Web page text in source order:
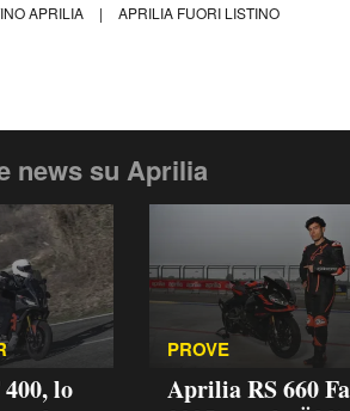
APRILIA | APRILIA FUORI LISTINO
news su Aprilia
lo
PROVE
Aprilia RS 660